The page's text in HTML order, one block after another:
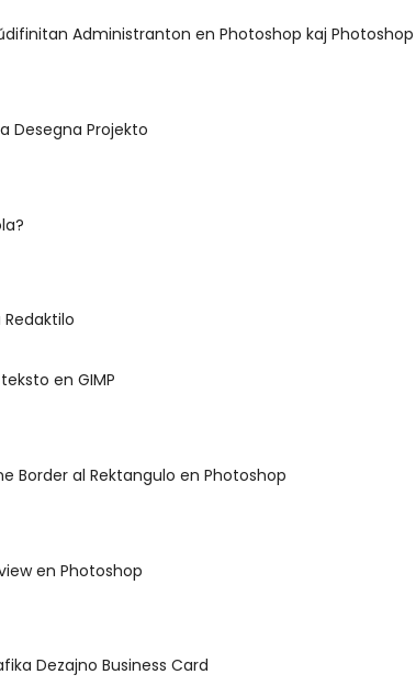
Administranton en Photoshop kaj
Desegna Projekto
Redaktilo
en GIMP
Border al Rektangulo en Photoshop
en Photoshop
Dezajno Business Card